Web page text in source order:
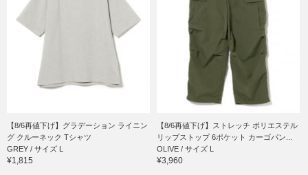
【8/6再値下げ】グラデーション ライニン
グ クルーネック Tシャツ
GREY / サイズ L
¥1,815
【8/6再値下げ】ストレッチ ポリエステル
リップストップ 6ポケット カーゴパン...
OLIVE / サイズ L
¥3,960